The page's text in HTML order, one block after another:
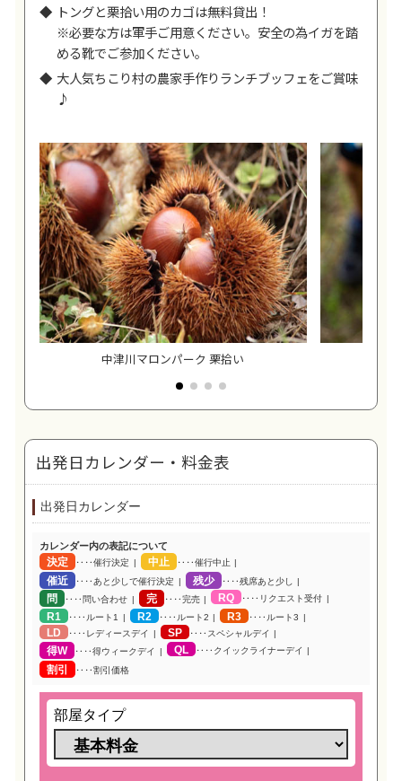
トングと栗拾い用のカゴは無料貸出！
※必要な方は軍手ご用意ください。安全の為イガを踏
める靴でご参加ください。
大人気ちこり村の農家手作りランチブッフェをご賞味
♪
中津川マロンパーク 栗拾い
出発日カレンダー・料金表
出発日カレンダー
カレンダー内の表記について
決定 ‥‥催行決定 中止 ‥‥催行中止
催近 ‥‥あと少しで催行決定 残少 ‥‥残席あと少し
問 ‥‥問い合わせ 完 ‥‥完売 RQ ‥‥リクエスト受付
R1 ‥‥ルート1 R2 ‥‥ルート2 R3 ‥‥ルート3
LD ‥‥レディースデイ SP ‥‥スペシャルデイ
得W ‥‥得ウィークデイ QL ‥‥クイックライナーデイ
割引 ‥‥割引価格